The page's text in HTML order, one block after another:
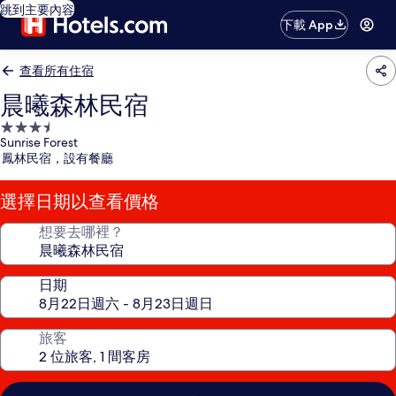
跳到主要內容
下載 App
查看所有住宿
晨曦森林民宿
3.5
星
級
住
宿
Sunrise Forest
鳳林民宿，設有餐廳
選擇日期以查看價格
想要去哪裡？
日期
旅客